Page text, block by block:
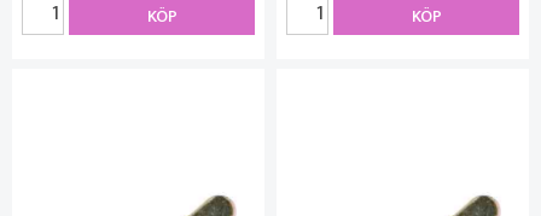
KÖP KÖP